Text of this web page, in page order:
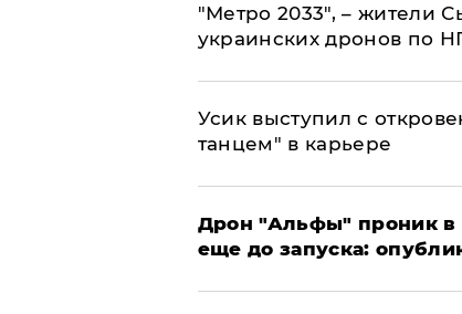
"Метро 2033", – жители
украинских дронов по
Усик выступил с
танцем" в карьере
Дрон "Альфы" проник в
еще до запуска: